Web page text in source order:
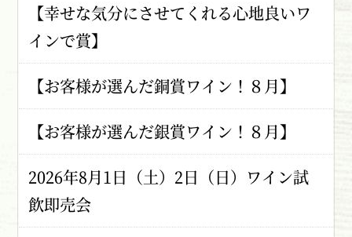
【幸せな気分にさせてくれる心地良いワ
インで賞】
【お客様が選んだ銅賞ワイン！８月】
【お客様が選んだ銀賞ワイン！８月】
2026年8月1日（土）2日（日）ワイン試
飲即売会